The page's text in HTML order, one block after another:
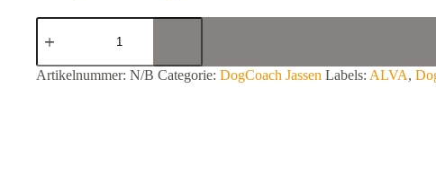
FeelFree
Dog
Zip
Jacket
A
Artikelnummer: N/B Categorie: DogCoach Jassen Labels: ALVA,